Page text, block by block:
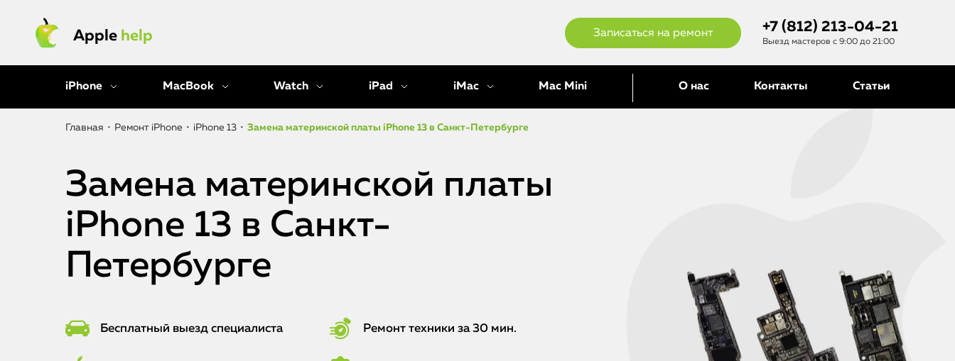
Apple help Записаться на ремонт +7 (812) 213-04-21
Выезд мастеров с 9:00 до 21:00
iPhone MacBook Watch iPad iMac Mac Mini О нас Контакты Статьи
Главная • Ремонт iPhone • iPhone 13 • Замена материнской платы iPhone 13 в Санкт-Петербурге
Замена материнской платы
iPhone 13 в Санкт-
Петербурге
Бесплатный выезд специалиста Ремонт техники за 30 мин.